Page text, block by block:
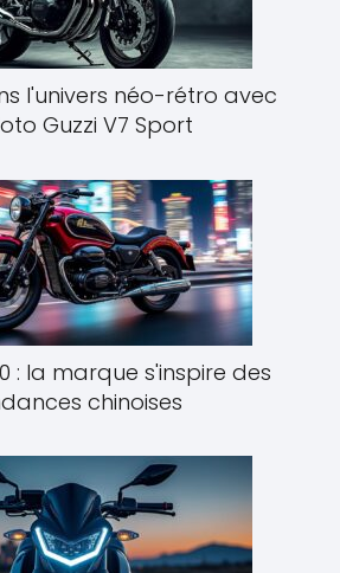
l'univers néo-rétro avec
Guzzi V7 Sport
: la marque s'inspire des
chinoises